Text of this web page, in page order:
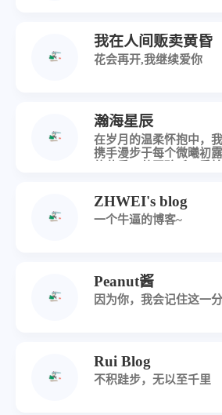
我在人间贩卖黄昏
花会再开,我继续爱你
瀚海星辰
在岁月的温柔怀抱中，
携手漫步于每个微曦初
ZHWEI's blog
一个牛逼的博客~
Peanut酱
因为你，我会记住这一分
Rui Blog
不积跬步，无以至千里